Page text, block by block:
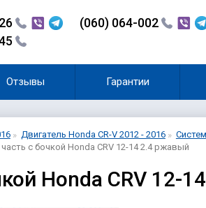
(060) 064-002
Отзывы Гарантии
Двигатель Honda CR-V 2012 - 2016
с бочкой Honda CRV 12-14 2.4 ржавый
Honda CRV